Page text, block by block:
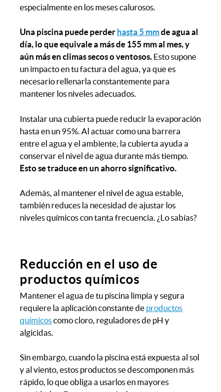
especialmente en los meses calurosos.
Una piscina puede perder hasta 5 mmde agua al
día, lo que equivale a más de 155 mm al mes, y
aún más en climas secos o ventosos. Esto supone
un impacto en tu factura del agua, ya que es
necesario rellenarla constantemente para
mantener los niveles adecuados.
Instalar una cubierta puede reducir la evaporación
hasta en un 95%. Al actuar como una barrera
entre el agua y el ambiente, la cubierta ayuda a
conservar el nivel de agua durante más tiempo.
Esto se traduce en un ahorro significativo.
Además, al mantener el nivel de agua estable,
también reduces la necesidad de ajustar los
niveles químicos con tanta frecuencia. ¿Lo sabías?
Reducción en el uso de
productos químicos
Mantener el agua de tu piscina limpia y segura
requiere la aplicación constante de productos
químicoscomo cloro, reguladores de pH y
algicidas.
Sin embargo, cuando la piscina está expuesta al sol
y al viento, estos productos se descomponen más
rápido, lo que obliga a usarlos en mayores